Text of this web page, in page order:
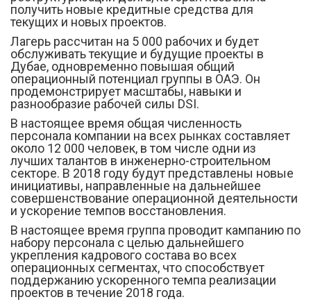
получить новые кредитные средства для
текущих и новых проектов.
Лагерь рассчитан на 5 000 рабочих и будет
обслуживать текущие и будущие проекты в
Дубае, одновременно повышая общий
операционный потенциал группы в ОАЭ. Он
продемонстрирует масштабы, навыки и
разнообразие рабочей силы DSI.
В настоящее время общая численность
персонала компании на всех рынках составляет
около 12 000 человек, в том числе одни из
лучших талантов в инженерно-строительном
секторе. В 2018 году будут представлены новые
инициативы, направленные на дальнейшее
совершенствование операционной деятельности
и ускорение темпов восстановления.
В настоящее время группа проводит кампанию по
набору персонала с целью дальнейшего
укрепления кадрового состава во всех
операционных сегментах, что способствует
поддержанию ускоренного темпа реализации
проектов в течение 2018 года.